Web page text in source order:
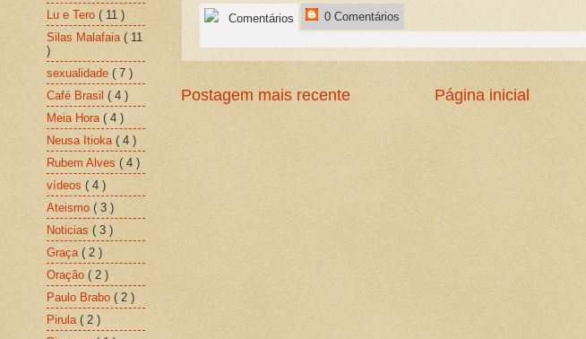
Comentários 0 Comentários
Postagem mais recente Página inicial
Lu e Tero ( 11 )
Silas Malafaia ( 11
)
sexualidade ( 7 )
Café Brasil ( 4 )
Meia Hora ( 4 )
Neusa Itioka ( 4 )
Rubem Alves ( 4 )
vídeos ( 4 )
Ateismo ( 3 )
Noticias ( 3 )
Graça ( 2 )
Oração ( 2 )
Paulo Brabo ( 2 )
Pirula ( 2 )